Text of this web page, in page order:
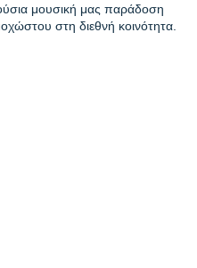
μουσική μας παράδοση
στη διεθνή κοινότητα.